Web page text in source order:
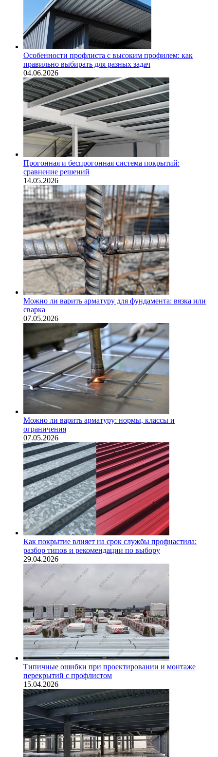
Особенности профлиста с высоким профилем: как
правильно выбирать для разных задач
04.06.2026
Прогонная и беспрогонная система покрытий:
сравнение решений
14.05.2026
Можно ли варить арматуру для фундамента: вязка или
сварка
07.05.2026
Можно ли варить арматуру: нормы, классы и
ограничения
07.05.2026
Как покрытие влияет на срок службы профнастила:
разбор типов и рекомендации по выбору
29.04.2026
Типичные ошибки при проектировании и монтаже
перекрытий с профлистом
15.04.2026